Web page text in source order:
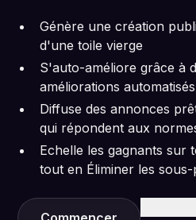
Génère une création
d'une toile vierge
S'auto-améliore grâce à
améliorations automatisés
Diffuse des annonces
qui répondent aux
Echelle les gagnants sur
tout en Éliminer les